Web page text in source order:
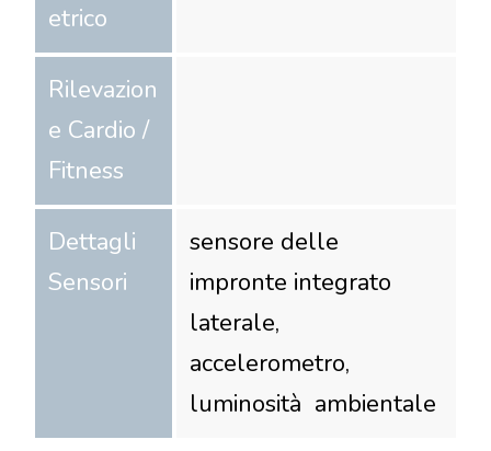
etrico
Rilevazion
e Cardio /
Fitness
Dettagli
Sensori
sensore delle
impronte integrato
laterale,
accelerometro,
luminosità ambientale